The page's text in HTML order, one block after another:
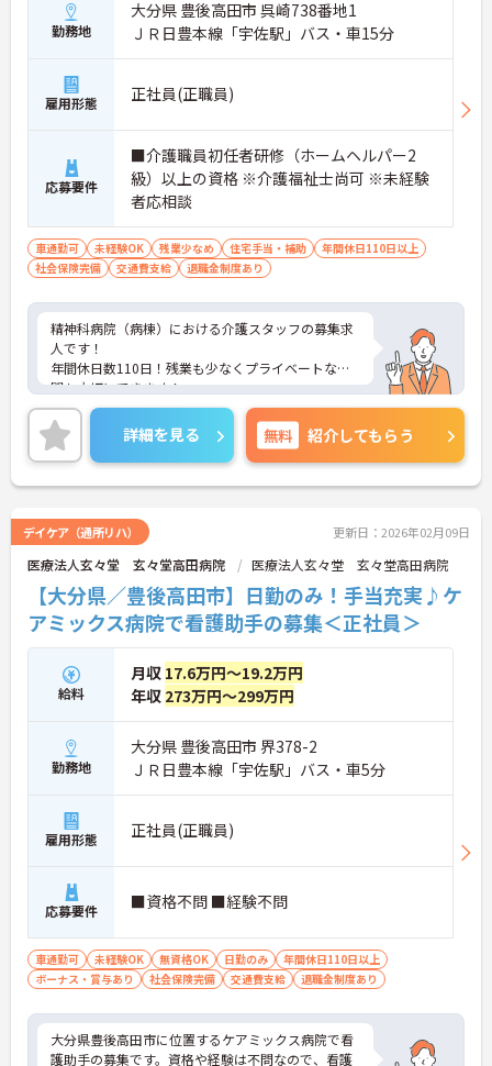
勤務地
大分県 豊後高田市 呉崎738番地1
ＪＲ日豊本線「宇佐駅」バス・車15分
雇用形態 正社員(正職員)
応募要件
■介護職員初任者研修（ホームヘルパー2
級）以上の資格 ※介護福祉士尚可 ※未経験
者応相談
車通勤可 未経験OK 残業少なめ 住宅手当・補助
年間休日110日以上
社会保険完備
交通費支給 退職金制度あり
精神科病院（病棟）における介護スタッフの募集求
人です！
年間休日数110日！残業も少なくプライベートな時
間も大切にできます！
各種手当や単身用の住宅完備など福利厚生も充実で
安心して長期就業可能です！
ご興味ある方には、面接のポイントなど、さらに詳
細をお話致しますのでお気軽にご相談ください。
詳細を見る 無料 紹介してもらう
デイケア（通所リハ） 更新日：2026年02月09日
医療法人玄々堂 玄々堂高田病院 医療法人玄々堂 玄々堂高田病院
【大分県／豊後高田市】日勤のみ！手当充実♪ケ
アミックス病院で看護助手の募集＜正社員＞
給料
月収 17.6万円～19.2万円
年収 273万円～299万円
勤務地
大分県 豊後高田市 界378-2
ＪＲ日豊本線「宇佐駅」バス・車5分
雇用形態 正社員(正職員)
応募要件 ■資格不問 ■経験不問
車通勤可 未経験OK 無資格OK 日勤のみ
年間休日110日以上
ボーナス・賞与あり
社会保険完備 交通費支給 退職金制度あり
大分県豊後高田市に位置するケアミックス病院で看
護助手の募集です。資格や経験は不問なので、看護